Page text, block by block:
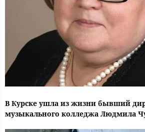
В Курске ушла из жизни бывший
музыкального колледжа Людмила